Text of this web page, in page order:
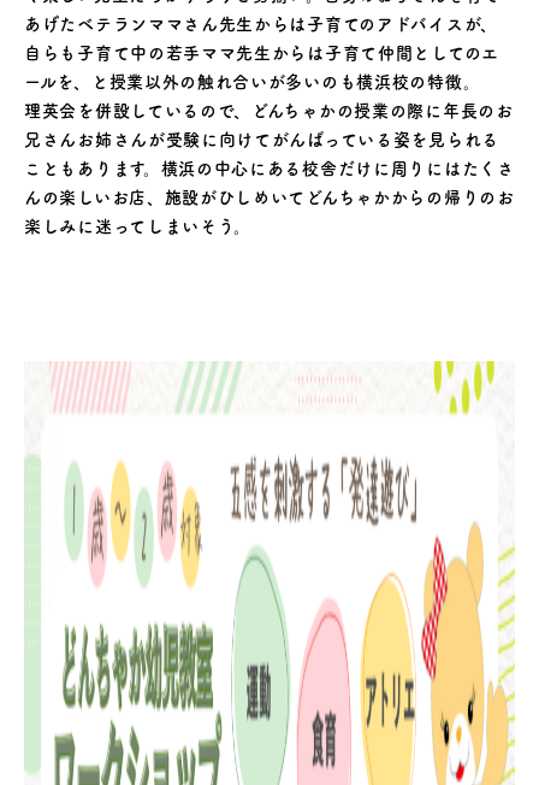
あげたベテランママさん先生からは子育てのアドバイスが、
自らも子育て中の若手ママ先生からは子育て仲間としてのエ
ールを、と授業以外の触れ合いが多いのも横浜校の特徴。
理英会を併設しているので、どんちゃかの授業の際に年長のお
兄さんお姉さんが受験に向けてがんばっている姿を見られる
こともあります。横浜の中心にある校舎だけに周りにはたくさ
んの楽しいお店、施設がひしめいてどんちゃかからの帰りのお
楽しみに迷ってしまいそう。